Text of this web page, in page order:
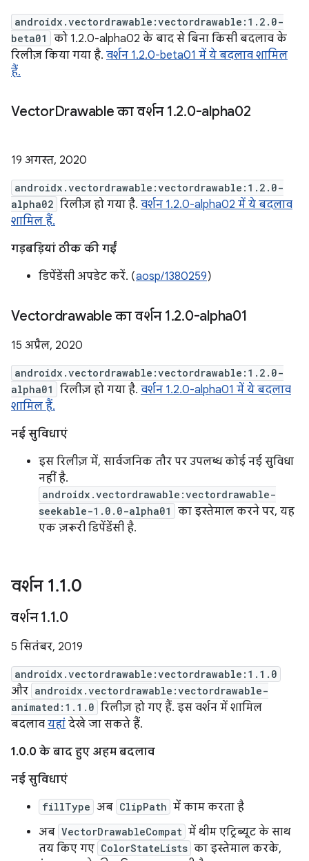
androidx.vectordrawable:vectordrawable:1.2.0-
beta01
को 1.2.0-alpha02 के बाद से बिना किसी बदलाव के
रिलीज़ किया गया है. वर्शन 1.2.0-beta01 में ये बदलाव शामिल
हैं.
VectorDrawable का वर्शन 1.2.0-alpha02
19 अगस्त, 2020
androidx.vectordrawable:vectordrawable:1.2.0-
alpha02 रिलीज़ हो गया है. वर्शन 1.2.0-alpha02 में ये बदलाव
शामिल हैं.
गड़बड़ियां ठीक की गईं
डिपेंडेंसी अपडेट करें. (aosp/1380259)
Vectordrawable का वर्शन 1.2.0-alpha01
15 अप्रैल, 2020
androidx.vectordrawable:vectordrawable:1.2.0-
alpha01
रिलीज़ हो गया है. वर्शन 1.2.0-alpha01 में ये बदलाव
शामिल हैं.
नई सुविधाएं
इस रिलीज़ में, सार्वजनिक तौर पर उपलब्ध कोई नई सुविधा
नहीं है.
androidx.vectordrawable:vectordrawable-
seekable-1.0.0-alpha01
का इस्तेमाल करने पर, यह
एक ज़रूरी डिपेंडेंसी है.
वर्शन 1.1.0
वर्शन 1.1.0
5 सितंबर, 2019
androidx.vectordrawable:vectordrawable:1.1.0
और androidx.vectordrawable:vectordrawable-
animated:1.1.0 रिलीज़ हो गए हैं. इस वर्शन में शामिल
बदलाव यहां देखे जा सकते हैं.
1.0.0 के बाद हुए अहम बदलाव
नई सुविधाएं
fillType अब ClipPath में काम करता है
अब VectorDrawableCompat में थीम एट्रिब्यूट के साथ
तय किए गए ColorStateLists का इस्तेमाल करके,